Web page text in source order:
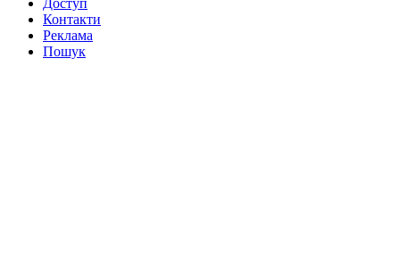
Доступ
Контакти
Реклама
Пошук